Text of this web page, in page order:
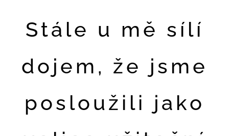
Stále u mě sílí
dojem, že jsme
posloužili jako